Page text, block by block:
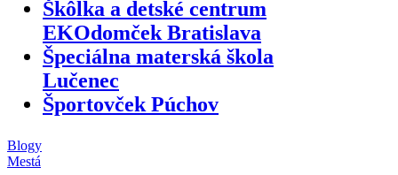
Škôlka a detské centrum
EKOdomček Bratislava
Špeciálna materská škola
Lučenec
Športovček Púchov
Blogy
Mestá